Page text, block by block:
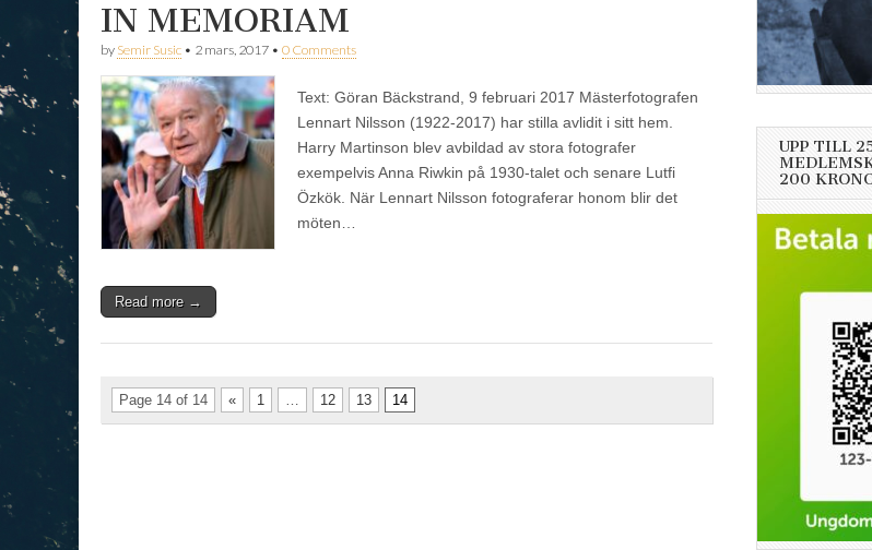
IN MEMORIAM
by Semir Susic • 2 mars, 2017 • 0 Comments
Text: Göran Bäckstrand, 9 februari 2017 Mästerfotografen
Lennart Nilsson (1922-2017) har stilla avlidit i sitt hem.
Harry Martinson blev avbildad av stora fotografer
exempelvis Anna Riwkin på 1930-talet och senare Lutfi
Özkök. När Lennart Nilsson fotograferar honom blir det
möten…
Read more →
Page 14 of 14 « 1 … 12 13 14
UPP TILL
200